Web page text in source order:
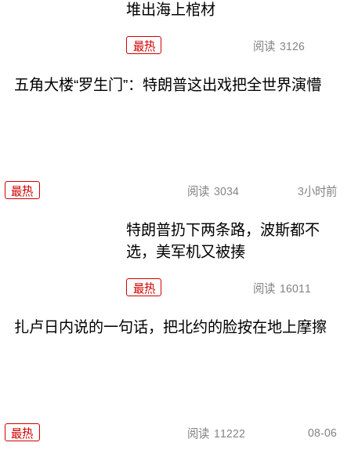
堆出海上棺材
最热 阅读 3126
五角大楼“罗生门”：特朗普这出戏把全世界演懵
最热 阅读 3034 3小时前
特朗普扔下两条路，波斯都不
选，美军机又被揍
最热 阅读 16011
扎卢日内说的一句话，把北约的脸按在地上摩擦
最热 阅读 11222 08-06